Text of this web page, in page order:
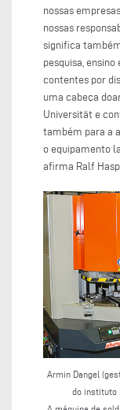
nossas
nossas
significa
pesquisa,
contentes por
uma cabeça
Universität e
também para a
o equipamento
afirma Ralf
Armin Dangel
do instituto